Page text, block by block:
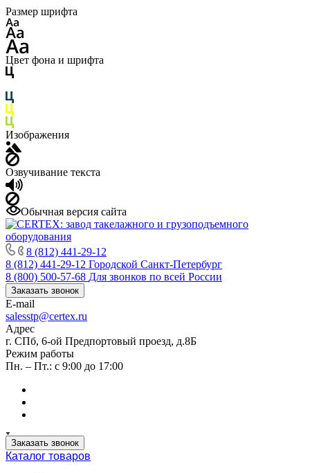
Размер шрифта
Цвет фона и шрифта
Изображения
Озвучивание текста
Обычная версия сайта
8 (812) 441-29-12
8 (812) 441-29-12 Городской Санкт-Петербург
8 (800) 500-57-68 Для звонков по всей России
Заказать звонок
E-mail
salesstp@certex.ru
Адрес
г. СПб, 6-ой Предпортовый проезд, д.8Б
Режим работы
Пн. – Пт.: с 9:00 до 17:00
Заказать звонок
Каталог товаров